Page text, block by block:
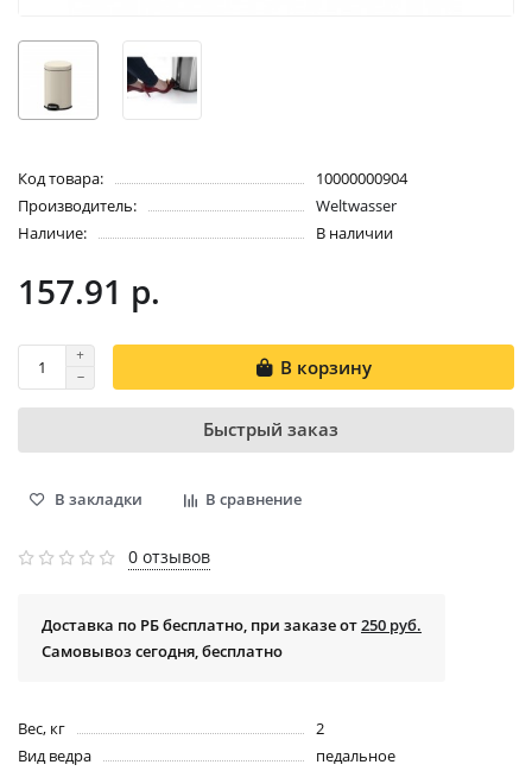
Код товара:
10000000904
Производитель:
Weltwasser
Наличие:
В наличии
157.91 р.
В корзину
Быстрый заказ
В закладки В сравнение
0 отзывов
Доставка по РБ бесплатно, при заказе от250 руб.
Самовывоз сегодня, бесплатно
Вес, кг
2
Вид ведра
педальное